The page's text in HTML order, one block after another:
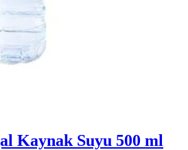
Kaynak Suyu 500 ml